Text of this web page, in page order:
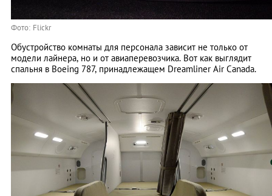
Фото: Flickr
Обустройство комнаты для персонала зависит не только от
модели лайнера, но и от авиаперевозчика. Вот как выглядит
спальня в Boeing 787, принадлежащем Dreamliner Air Canada.